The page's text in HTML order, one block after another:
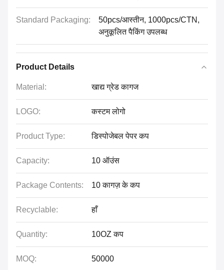
Standard Packaging:
50pcs/आस्तीन, 1000pcs/CTN,
अनुकूलित पैकिंग उपलब्ध
Product Details
Material: खाद्य ग्रेड कागज
LOGO: कस्टम लोगो
Product Type: डिस्पोजेबल पेपर कप
Capacity: 10 ऑउंस
Package Contents: 10 कागज़ के कप
Recyclable: हाँ
Quantity: 10OZ कप
MOQ: 50000